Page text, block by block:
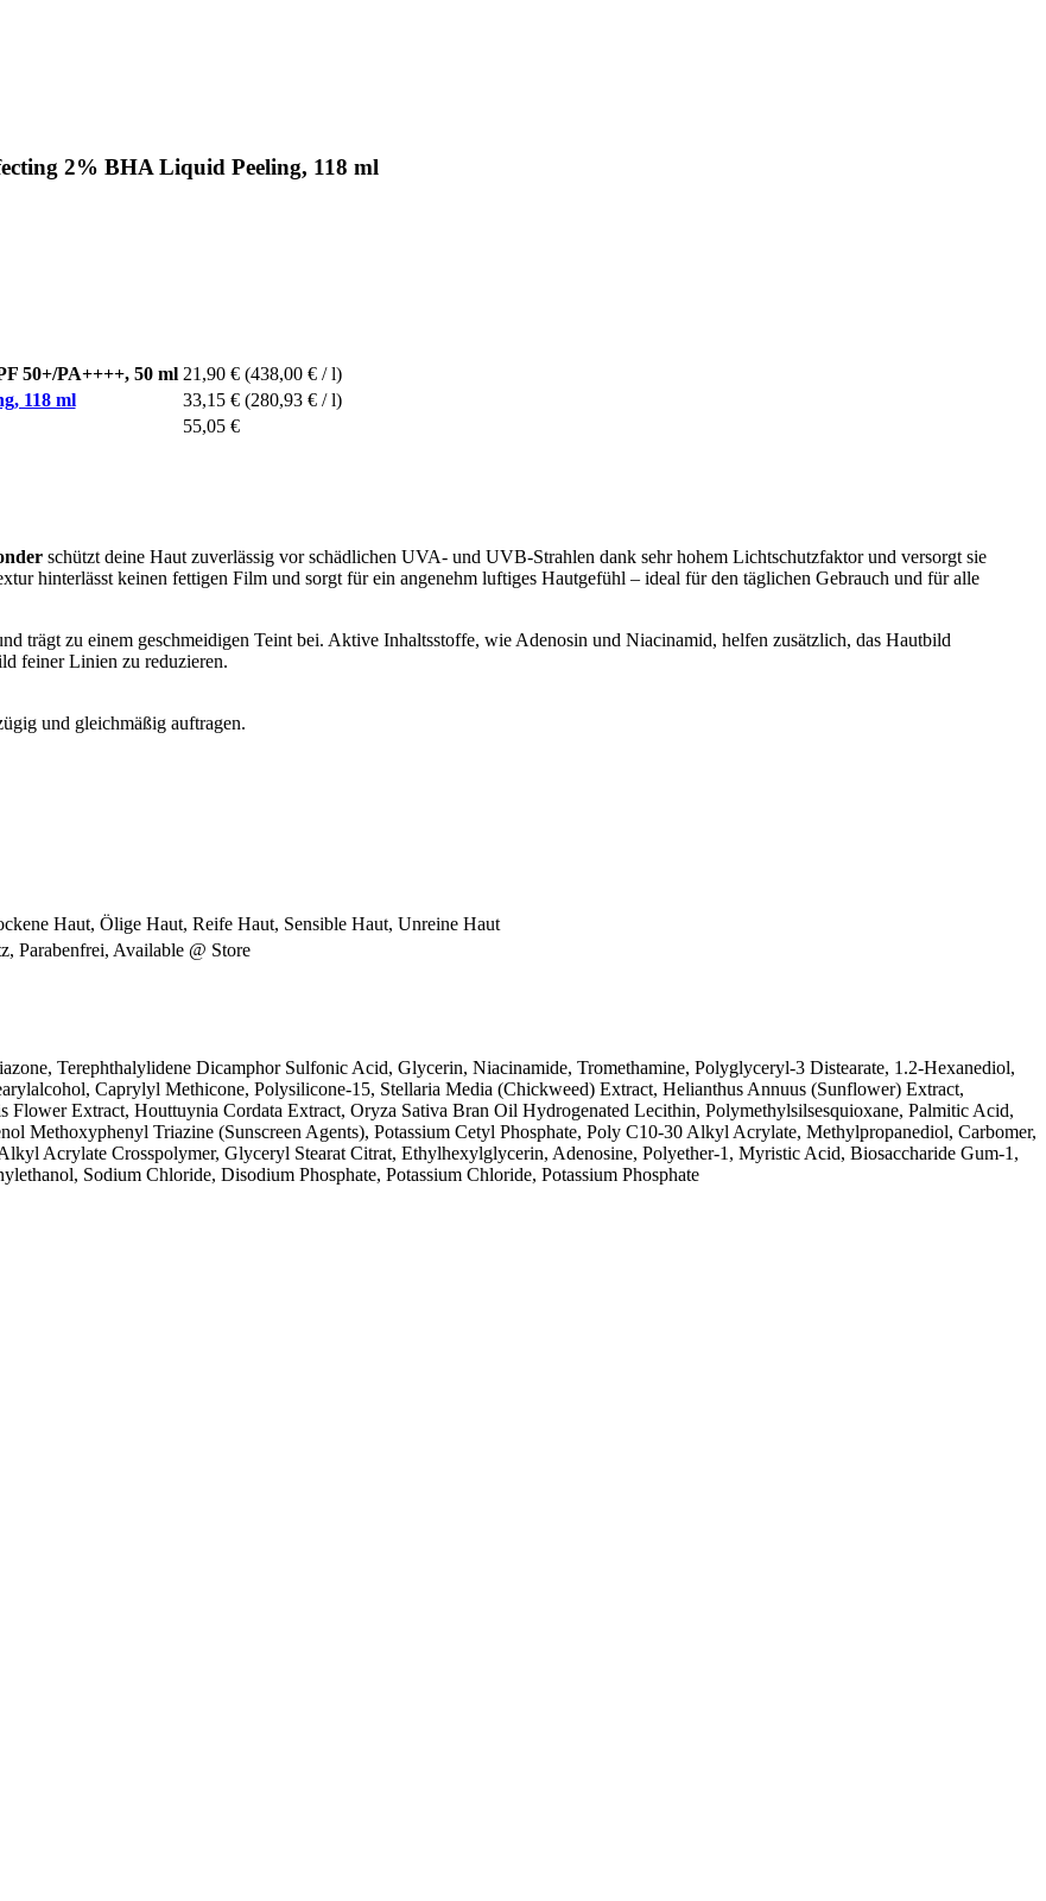
2% BHA Liquid Peeling, 118 ml
50+/PA++++, 50 ml 21,90 € (438,00 € / l)
118 ml
33,15 € (280,93 € / l)
55,05 €
schützt deine Haut zuverlässig vor schädlichen UVA- und UVB-Strahlen dank sehr hohem Lichtschutzfaktor und versorgt sie
hinterlässt keinen fettigen Film und sorgt für ein angenehm luftiges Hautgefühl – ideal für den täglichen Gebrauch und für alle
trägt zu einem geschmeidigen Teint bei. Aktive Inhaltsstoffe, wie Adenosin und Niacinamid, helfen zusätzlich, das Hautbild
feiner Linien zu reduzieren.
und gleichmäßig auftragen.
Haut, Ölige Haut, Reife Haut, Sensible Haut, Unreine Haut
Parabenfrei, Available @ Store
Terephthalylidene Dicamphor Sulfonic Acid, Glycerin, Niacinamide, Tromethamine, Polyglyceryl-3 Distearate, 1.2-Hexanediol,
Caprylyl Methicone, Polysilicone-15, Stellaria Media (Chickweed) Extract, Helianthus Annuus (Sunflower) Extract,
Extract, Houttuynia Cordata Extract, Oryza Sativa Bran Oil Hydrogenated Lecithin, Polymethylsilsesquioxane, Palmitic Acid,
Methoxyphenyl Triazine (Sunscreen Agents), Potassium Cetyl Phosphate, Poly C10-30 Alkyl Acrylate, Methylpropanediol, Carbomer,
Acrylate Crosspolymer, Glyceryl Stearat Citrat, Ethylhexylglycerin, Adenosine, Polyether-1, Myristic Acid, Biosaccharide Gum-1,
Sodium Chloride, Disodium Phosphate, Potassium Chloride, Potassium Phosphate